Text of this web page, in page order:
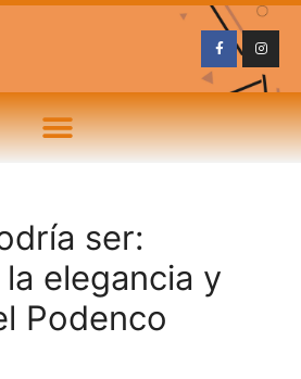
ser:
elegancia y
Podenco